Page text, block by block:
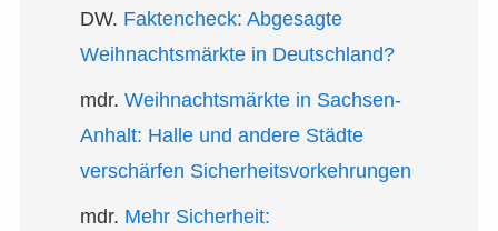
DW. Faktencheck: Abgesagte
Weihnachtsmärkte in Deutschland?
mdr. Weihnachtsmärkte in Sachsen-
Anhalt: Halle und andere Städte
verschärfen Sicherheitsvorkehrungen
mdr. Mehr Sicherheit: